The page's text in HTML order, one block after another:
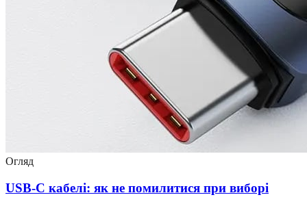
Огляд
USB-C кабелі: як не помилитися при виборі